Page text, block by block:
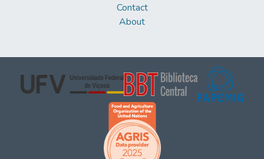
Contact
About